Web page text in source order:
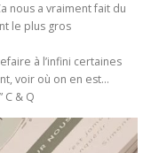
nous a vraiment fait du
le plus gros
à l’infini certaines
voir où on en est…
C & Q